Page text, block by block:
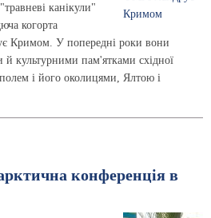
канікули"
когорта
Кримом. У попередні роки вони
культурними пам'ятками східної
і його околицями, Ялтою і
конференція в